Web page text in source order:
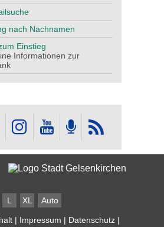
nach Nachnamen
Einstieg
Informationen zur
L XL Auto
| Impressum | Datenschutz |